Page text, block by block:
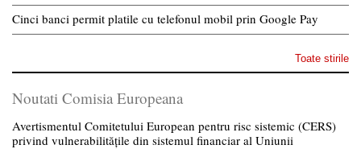
Cinci banci permit platile cu telefonul mobil prin Google Pay
Toate stirile
Noutati Comisia Europeana
Avertismentul Comitetului European pentru risc sistemic (CERS)
privind vulnerabilitățile din sistemul financiar al Uniunii